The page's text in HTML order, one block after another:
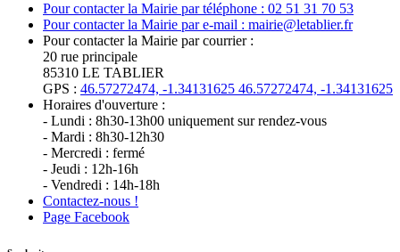
Pour contacter la Mairie par téléphone : 02 51 31 70 53
Pour contacter la Mairie par e-mail : mairie@letablier.fr
Pour contacter la Mairie par courrier :
20 rue principale
85310 LE TABLIER
GPS : 46.57272474, -1.34131625 46.57272474, -1.34131625
Horaires d'ouverture :
- Lundi : 8h30-13h00 uniquement sur rendez-vous
- Mardi : 8h30-12h30
- Mercredi : fermé
- Jeudi : 12h-16h
- Vendredi : 14h-18h
Contactez-nous !
Page Facebook